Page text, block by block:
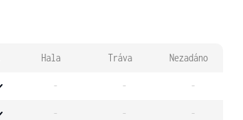
Hala Tráva Nezadáno
- - -
- - -